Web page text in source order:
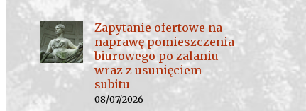
Zapytanie ofertowe na
naprawę pomieszczenia
biurowego po zalaniu
wraz z usunięciem
subitu
08/07/2026